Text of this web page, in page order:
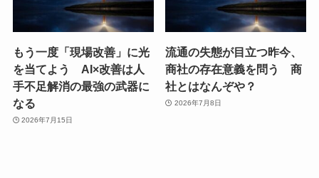
もう一度「現場改善」に光
を当てよう AI×改善は人
手不足解消の最強の武器に
なる
2026年7月15日
流通の失態が目立つ昨今、
商社の存在意義を問う 商
社とはなんぞや？
2026年7月8日